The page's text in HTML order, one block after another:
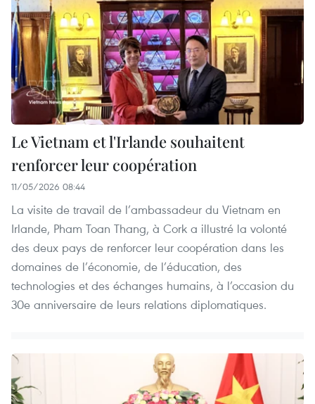
Le Vietnam et l'Irlande souhaitent
renforcer leur coopération
11/05/2026 08:44
La visite de travail de l’ambassadeur du Vietnam en
Irlande, Pham Toan Thang, à Cork a illustré la volonté
des deux pays de renforcer leur coopération dans les
domaines de l’économie, de l’éducation, des
technologies et des échanges humains, à l’occasion du
30e anniversaire de leurs relations diplomatiques.